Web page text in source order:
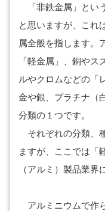
「非鉄金属」とい
と思いますが、これ
属全般を指します。
「軽金属」、銅や
ルやクロムなどの「
金や銀、プラチナ（
分類の１つです。
それぞれの分類、
ますが、ここでは「
（アルミ）製品業界
アルミニウムで作